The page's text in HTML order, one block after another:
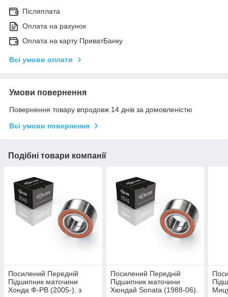
Післяплата
Оплата на рахунок
Оплата на карту ПриватБанку
Всі умови оплати
Умови повернення
Повернення товару впродовж 14 днів за домовленістю
Всі умови повернення
Подібні товари компанії
Посилений Передній
Підшипник маточини
Хонда Ф-РВ (2005-). з
Посилений Передній
Підшипник маточини
Хюндай Sonata (1988-06).